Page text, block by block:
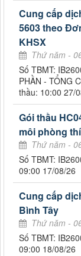
Cung cấp
5603 theo
KHSX
Thứ năm -
Số TBMT:
PHẦN - TỔNG
thầu: 10:00 27/
Gói thầu
môi phòng
Thứ năm -
Số TBMT:
09:00 17/08/26
Cung cấp
Bình Tây
Thứ năm -
Số TBMT:
09:00 18/08/26